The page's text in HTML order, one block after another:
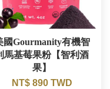
國Gourmanity有機智
馬基莓果粉【智利酒
果】
NT$ 890 TWD